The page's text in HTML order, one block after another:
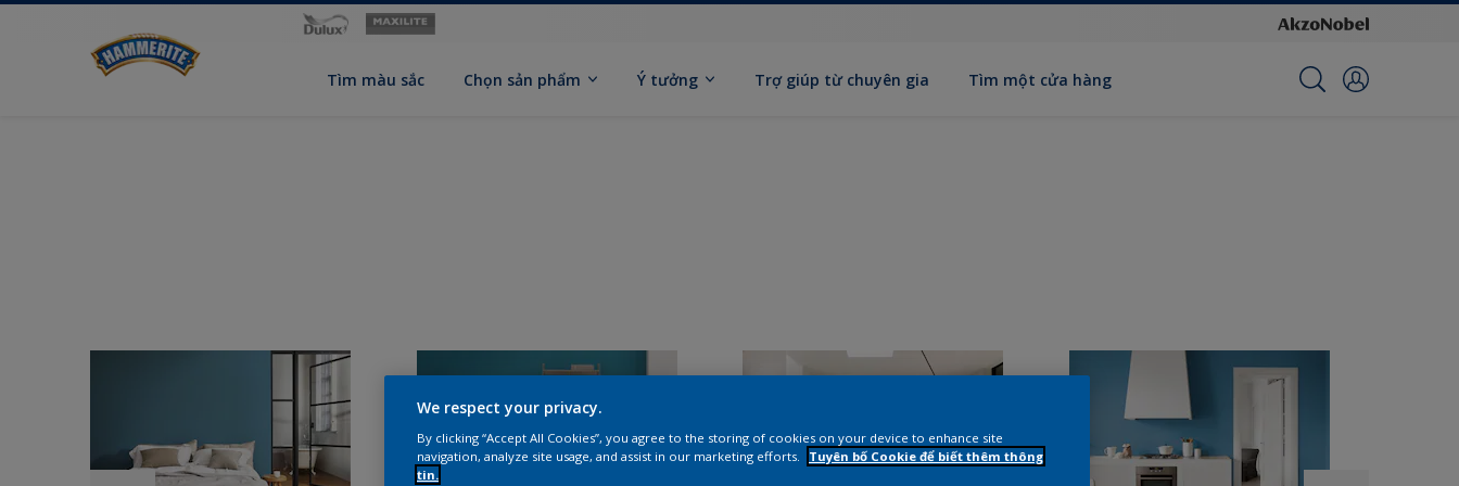
Tìm màu sắc Chọn sản phẩm Ý tưởng Trợ giúp từ chuyên gia Tìm một cửa hàng
We respect your privacy.
By clicking “Accept All Cookies”, you agree to the storing of cookies on your device to enhance site
navigation, analyze site usage, and assist in our marketing efforts.
Tuyên bố Cookie để biết thêm thông
tin.